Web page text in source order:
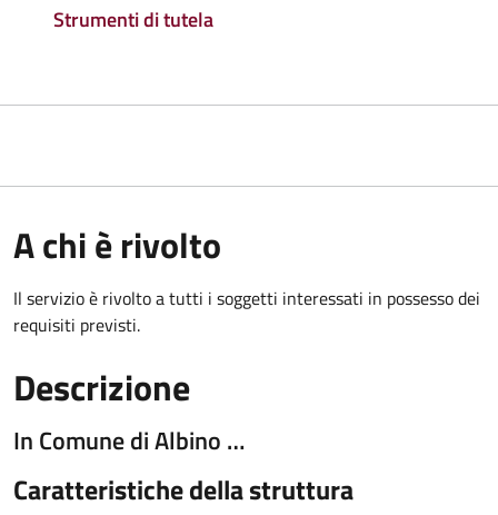
Strumenti di tutela
A chi è rivolto
Il servizio è rivolto a tutti i soggetti interessati in possesso dei
requisiti previsti.
Descrizione
In Comune di Albino …
Caratteristiche della struttura